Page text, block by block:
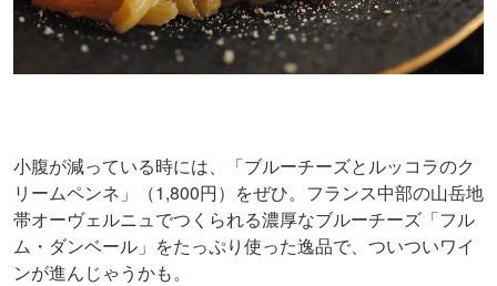
小腹が減っている時には、「ブルーチーズとルッコラのク
リームペンネ」（1,800円）をぜひ。フランス中部の山岳地
帯オーヴェルニュでつくられる濃厚なブルーチーズ「フル
ム・ダンベール」をたっぷり使った逸品で、ついついワイ
ンが進んじゃうかも。